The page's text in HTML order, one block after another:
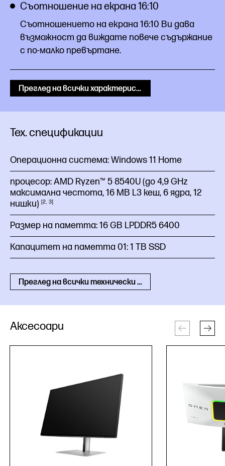
Съотношение на екрана 16:10
Съотношението на екрана 16:10 Ви дава
възможност да виждате повече съдържание
с по-малко превъртане.
Преглед на всички характеристики
Тех. спецификации
Операционна система:Windows 11 Home
процесор:AMD Ryzen™ 5 8540U (до 4,9 GHz
максимална честота, 16 MB L3 кеш, 6 ядра, 12
нишки)
2 3
Размер на паметта:16 GB LPDDR5 6400
Капацитет на паметта 01:1 TB SSD
Преглед на всички технически спецификации
Аксесоари